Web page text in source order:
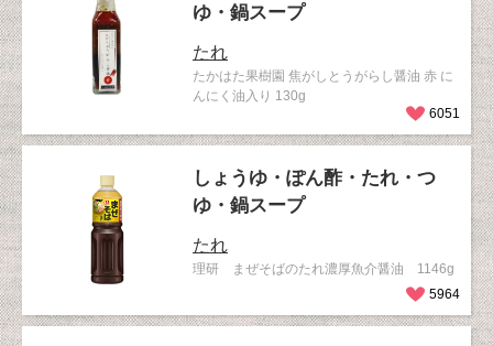
ゆ・鍋スープ
たれ
たかはた果樹園 焦がしとうがらし醤油 赤 に
んにく油入り 130g
6051
しょうゆ・ぽん酢・たれ・つ
ゆ・鍋スープ
たれ
理研 まぜそばのたれ濃厚魚介醤油 1146g
5964